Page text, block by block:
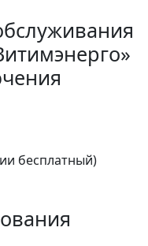
бесплатный)